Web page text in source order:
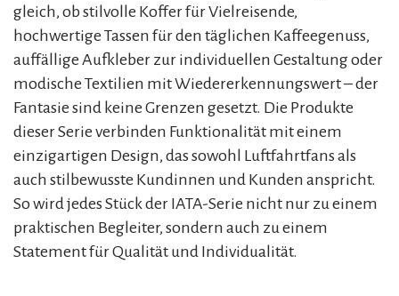
gleich, ob stilvolle Koffer für Vielreisende,
hochwertige Tassen für den täglichen Kaffeegenuss,
auffällige Aufkleber zur individuellen Gestaltung oder
modische Textilien mit Wiedererkennungswert – der
Fantasie sind keine Grenzen gesetzt. Die Produkte
dieser Serie verbinden Funktionalität mit einem
einzigartigen Design, das sowohl Luftfahrtfans als
auch stilbewusste Kundinnen und Kunden anspricht.
So wird jedes Stück der IATA-Serie nicht nur zu einem
praktischen Begleiter, sondern auch zu einem
Statement für Qualität und Individualität.